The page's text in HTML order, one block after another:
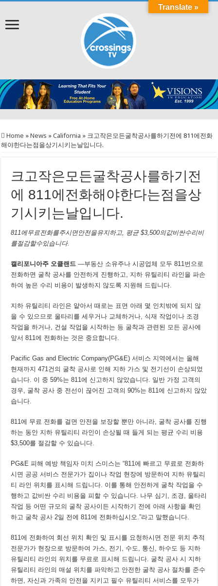
Home »News »California » 크고작은모든굴착공사를하기전에 811에전화
해야한다는점을상기시키는날입니다.
크고작은모든굴착공사를하기전
에 811에전화해야한다는점을상
기시키는날입니다.
811에무료전화를주시면안전을유지하고, 평균 $3,500의값비싼수리비
를절감할수있습니다.
캘리포니아주 오클랜드 —부동산 소유주나 시공업체 모두 811번으로
전화하면 굴착 공사를 안전하게 진행하고, 지하 유틸리티 라인을 파손
하여 높은 수리 비용이 발생하지 않도록 지원해 드립니다.
지하 유틸리티 라인은 얕아서 때로는 표면 아래 몇 인치밖에 되지 않
을 수 있으므로 울타리를 세우거나 교체하거나, 식재 작업이나 조경
작업을 하거나, 건설 작업을 시작하는 등 굴착과 관련된 모든 공사에
앞서 811에 전화하는 것은 중요합니다.
Pacific Gas and Electric Company(PG&E) 서비스 지역에서는 올해
현재까지 471건의 굴착 공사로 인해 지하 가스 및 전기선이 손상되었
습니다. 이 중 59%는 811에 신고하지 않았습니다. 일반 가정 고객의
경우, 굴착 공사 중 전선이 끊어진 고객의 90%는 811에 신고하지 않았
습니다.
811에 무료 전화를 걸면 안전을 보장할 뿐만 아니라, 굴착 공사를 진행
하는 동안 지하 유틸리티 라인이 손상될 때 들게 되는 평균 수리 비용
$3,500를 절감할 수 있습니다.
PG&E 피해 예방 책임자 미치 스미스는 “811에 빠르고 무료로 전화하
시면 공공 서비스 전문가가 집이나 작업 현장에 방문하여 지하 유틸리
티 라인 위치를 표시해 드립니다. 이를 통해 안전하게 굴착 작업을 수
행하고 값비싼 수리 비용을 피할 수 있습니다. 나무 심기, 조경, 울타리
작업 등 어떤 규모의 굴착 공사이든 시작하기 전에 아래 사항을 확인
하고 굴착 공사 2일 전에 811에 전화하십시오.”라고 말했습니다.
811에 전화하여 회선 위치 확인 및 표시를 요청하시면 전문 위치 추적
전문가가 현장으로 방문하여 가스, 전기, 수도, 통신, 하수도 등 지하
유틸리티 라인의 위치를 무료로 표시해 드립니다. 굴착 공사 시 지하
유틸리티 라인의 매설 위치를 파악하고 안전한 굴착 공사 절차를 준수
하면, 자신과 가족의 안전을 지키고 필수 유틸리티 서비스를 모두가
Translate »